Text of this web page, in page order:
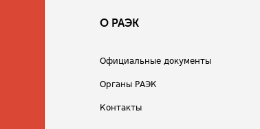
О РАЭК
Официальные документы
Органы РАЭК
Контакты